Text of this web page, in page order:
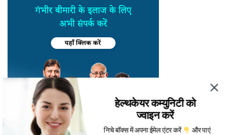
हेल्थकेयर कम्युनिटी को
ज्वाइन करें
निचे बॉक्स में अपना ईमेल एंटर करें
और पाएं